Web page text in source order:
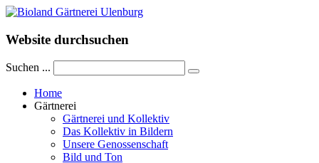
Website durchsuchen
Suchen ...
Home
Gärtnerei
Gärtnerei und Kollektiv
Das Kollektiv in Bildern
Unsere Genossenschaft
Bild und Ton